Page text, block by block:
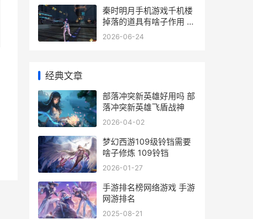
秦时明月手机游戏千机楼
掉落的道具有啥子作用 秦
时明月手机游戏
2026-06-24
经典文章
部落冲突新英雄好用吗 部
落冲突新英雄飞盾战神
2026-04-02
梦幻西游109级铃铛需要
啥子修炼 109铃铛
2026-01-27
手游排名榜网络游戏 手游
网游排名
2025-08-21